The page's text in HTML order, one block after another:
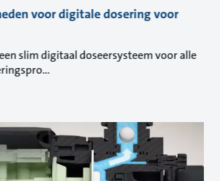
voor digitale dosering voor
slim digitaal doseersysteem voor alle